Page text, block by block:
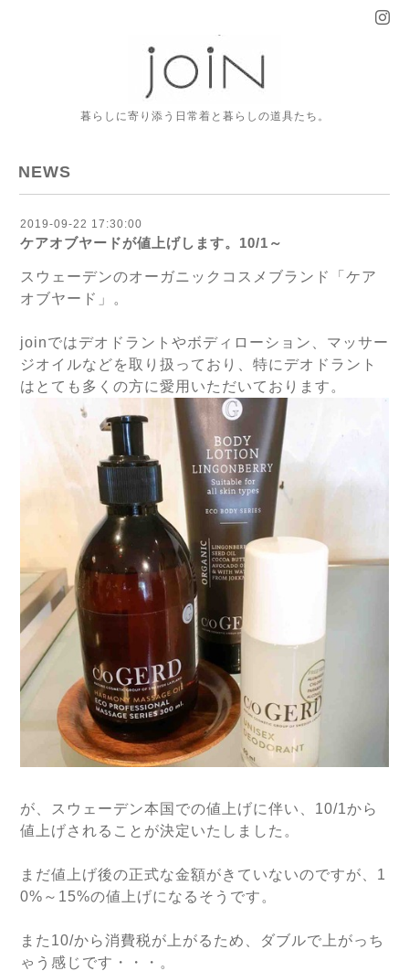
暮らしに寄り添う日常着と暮らしの道具たち。
NEWS
2019-09-22 17:30:00
ケアオブヤードが値上げします。10/1～
スウェーデンのオーガニックコスメブランド「ケア
オブヤード」。
joinではデオドラントやボディローション、マッサー
ジオイルなどを取り扱っており、特にデオドラント
はとても多くの方に愛用いただいております。
が、スウェーデン本国での値上げに伴い、10/1から
値上げされることが決定いたしました。
まだ値上げ後の正式な金額がきていないのですが、1
0%～15%の値上げになるそうです。
また10/から消費税が上がるため、ダブルで上がっち
ゃう感じです・・・。